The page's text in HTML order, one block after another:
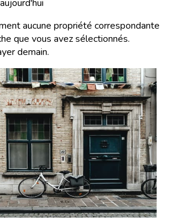
aucune propriété correspondante
que vous avez sélectionnés.
demain.